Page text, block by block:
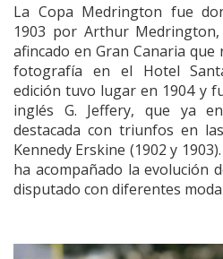
La Copa Medrington fue
1903 por Arthur
afincado en Gran Canaria
fotografía en el Hotel
edición tuvo lugar en 1904 y
inglés G. Jeffery, que ya
destacada con triunfos en
Kennedy Erskine (1902 y
ha acompañado la evolución
disputado con diferentes